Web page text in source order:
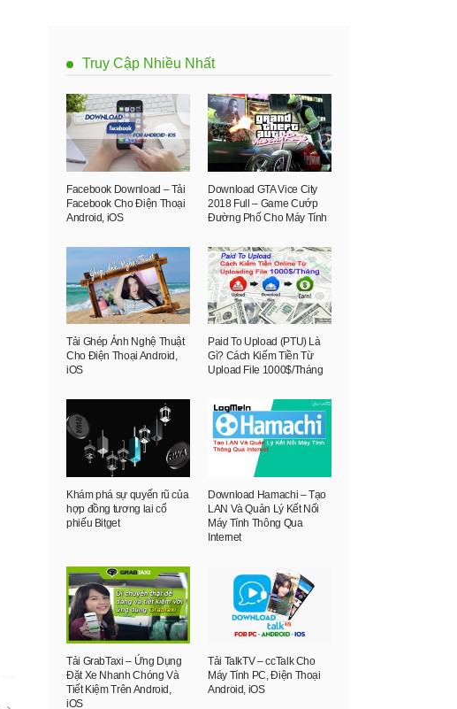
Truy Cập Nhiều Nhất
Facebook Download – Tải
Facebook Cho Điện Thoại
Android, iOS
Download GTA Vice City
2018 Full – Game Cướp
Đường Phố Cho Máy Tính
Tải Ghép Ảnh Nghệ Thuật
Cho Điện Thoại Android,
iOS
Paid To Upload (PTU) Là
Gì? Cách Kiếm Tiền Từ
Upload File 1000$/Tháng
Khám phá sự quyến rũ của
hợp đồng tương lai cổ
phiếu Bitget
Download Hamachi – Tạo
LAN Và Quản Lý Kết Nối
Máy Tính Thông Qua
Internet
Tải GrabTaxi – Ứng Dụng
Đặt Xe Nhanh Chóng Và
Tiết Kiệm Trên Android,
iOS
Tải TalkTV – ccTalk Cho
Máy Tính PC, Điện Thoại
Android, iOS